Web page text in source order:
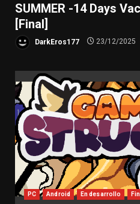
SUMMER -14 Days
[Final]
DarkEros177 23/12/2025
PC Android En desarrollo